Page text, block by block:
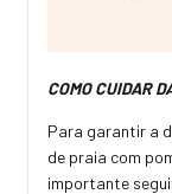
COMO CUIDAR
Para garantir a
de praia com
importante